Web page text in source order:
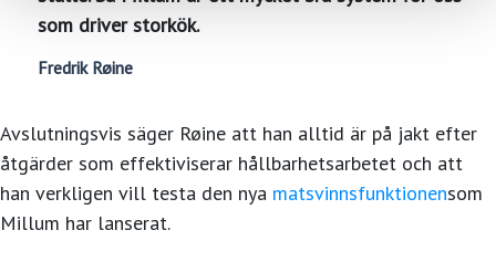
som driver storkök.
Fredrik Røine
Avslutningsvis säger Røine att han alltid är på jakt efter
åtgärder som effektiviserar hållbarhetsarbetet och att
han verkligen vill testa den nya matsvinnsfunktionensom
Millum har lanserat.